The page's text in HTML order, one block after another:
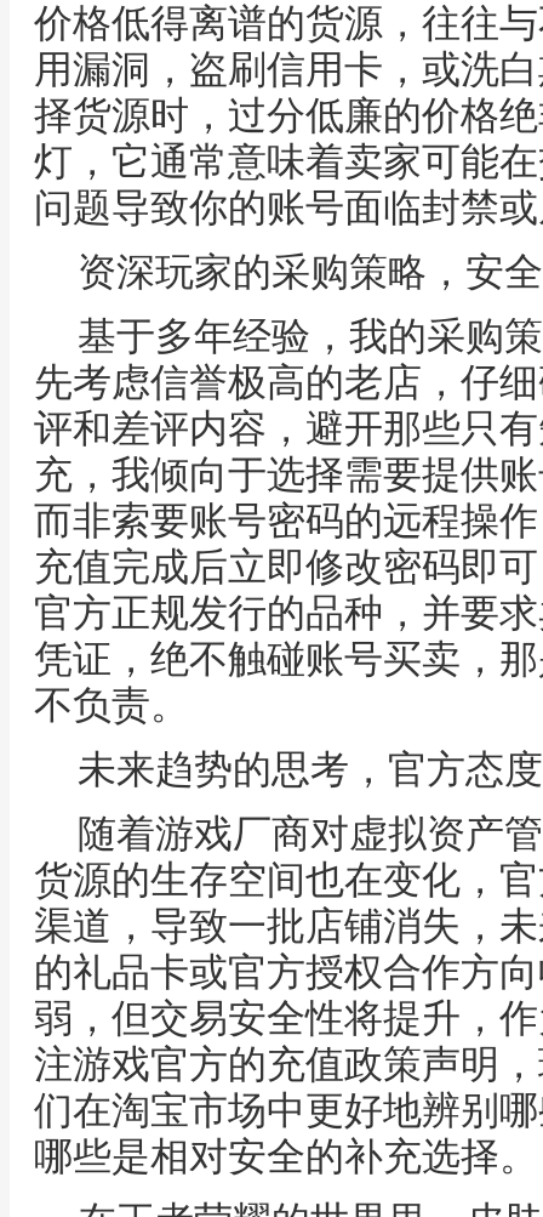
价格低得离谱的货源，往往
用漏洞，盗刷信用卡，或洗
择货源时，过分低廉的价格
灯，它通常意味着卖家可能
问题导致你的账号面临封禁
资深玩家的采购策略，安
基于多年经验，我的采购
先考虑信誉极高的老店，仔
评和差评内容，避开那些只
充，我倾向于选择需要提供
而非索要账号密码的远程操
充值完成后立即修改密码即
官方正规发行的品种，并要
凭证，绝不触碰账号买卖，
不负责。
未来趋势的思考，官方态
随着游戏厂商对虚拟资产
货源的生存空间也在变化，
渠道，导致一批店铺消失，
的礼品卡或官方授权合作方
弱，但交易安全性将提升，
注游戏官方的充值政策声明
们在淘宝市场中更好地辨别
哪些是相对安全的补充选择。